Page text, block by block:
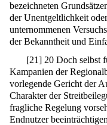
bezeichneten
der Unentgeltlichkeit
unternommenen
der Bekanntheit und
[21] 20 Doch selbst
Kampanien der
vorlegende Gericht der
Charakter der
fragliche Regelung
Endnutzer